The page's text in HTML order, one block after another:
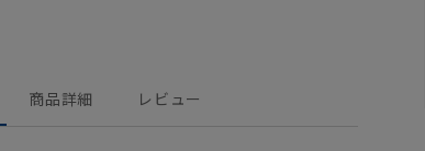
商品詳細 レビュー